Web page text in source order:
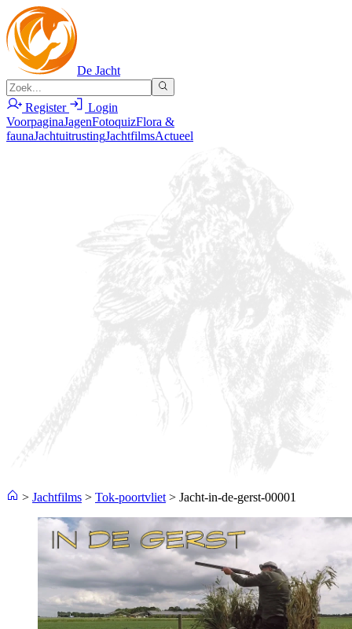
De Jacht
Register
Login
VoorpaginaJagenFotoquizFlora &
faunaJachtuitrustingJachtfilmsActueel
> Jachtfilms > Tok-poortvliet> Jacht-in-de-gerst-00001